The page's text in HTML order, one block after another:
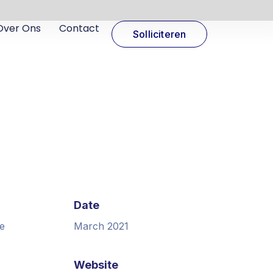
Ons Contact Solliciteren
Date
March 2021
Website